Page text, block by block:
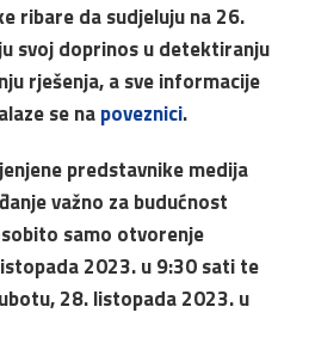
ribare da sudjeluju na 26.
svoj doprinos u detektiranju
rješenja, a sve informacije
se napoveznici.
predstavnike medija
važno za budućnost
samo otvorenje
2023. u 9:30 sati te
28. listopada 2023. u